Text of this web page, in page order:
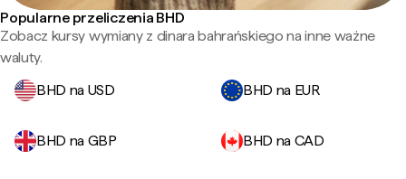
Popularne przeliczenia BHD
Zobacz kursy wymiany z dinara bahrańskiego na inne ważne
waluty.
BHD na USD
BHD na EUR
BHD na GBP BHD na CAD